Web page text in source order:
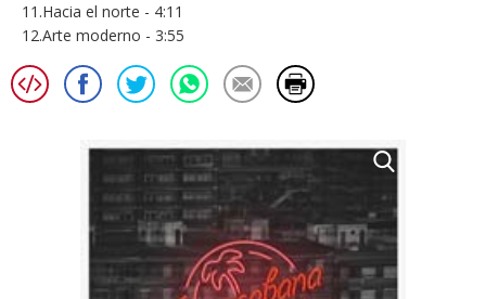
11.Hacia el norte - 4:11
12.Arte moderno - 3:55